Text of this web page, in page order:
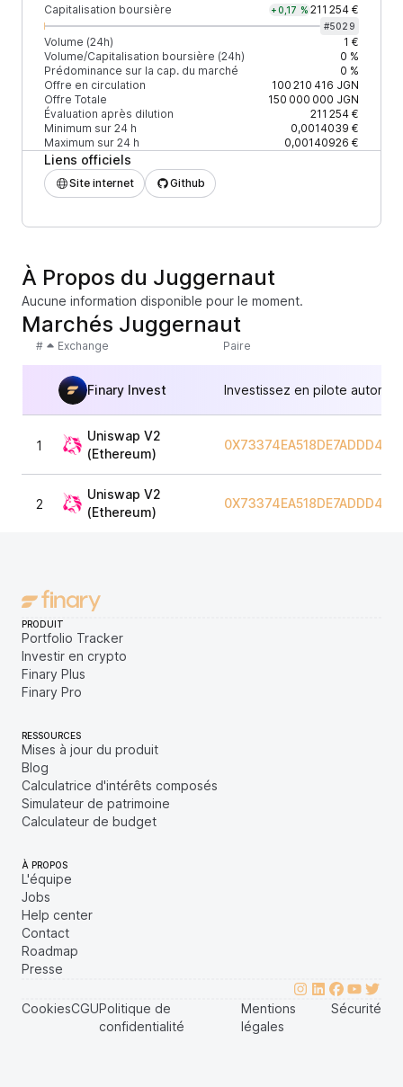
Capitalisation boursière +0,17 % 211 254 €
#5029
Volume (24h)
1 €
Volume/Capitalisation boursière (24h)
0 %
Prédominance sur la cap. du marché
0 %
Offre en circulation
100 210 416 JGN
Offre Totale
150 000 000 JGN
Évaluation après dilution
211 254 €
Minimum sur 24 h
0,0014039 €
Maximum sur 24 h
0,00140926 €
Liens officiels
Site internet Github
À Propos du Juggernaut
Aucune information disponible pour le moment.
Marchés Juggernaut
# Exchange Paire
Finary Invest Investissez en pilote
1
Uniswap V2
(Ethereum)
2
Uniswap V2
(Ethereum)
PRODUIT
Portfolio Tracker
Investir en crypto
Finary Plus
Finary Pro
RESSOURCES
Mises à jour du produit
Blog
Calculatrice d'intérêts composés
Simulateur de patrimoine
Calculateur de budget
À PROPOS
L'équipe
Jobs
Help center
Contact
Roadmap
Presse
CookiesCGUPolitique de
confidentialité
Mentions
légales
Sécurité